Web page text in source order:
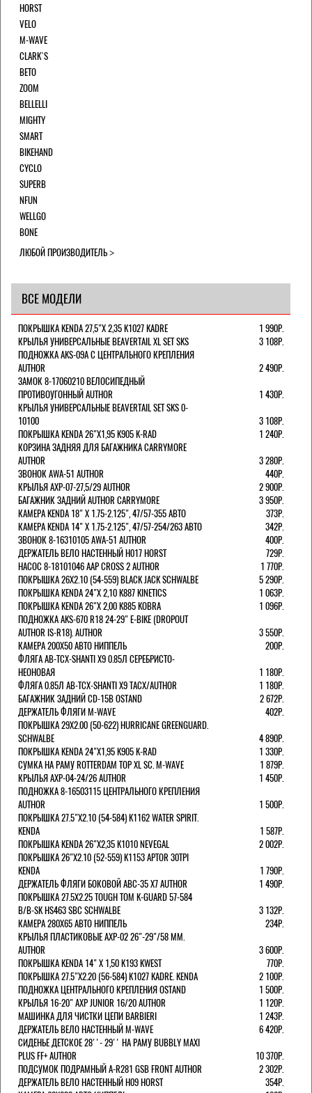
HORST
VELO
M-WAVE
CLARK`S
BETO
ZOOM
BELLELLI
MIGHTY
SMART
BIKEHAND
CYCLO
SUPERB
NFUN
WELLGO
BONE
ЛЮБОЙ ПРОИЗВОДИТЕЛЬ
ВСЕ МОДЕЛИ
ПОКРЫШКА KENDA 27,5"Х 2,35 K1027 KADRE
1 990Р.
КРЫЛЬЯ УНИВЕРСАЛЬНЫЕ BEAVERTAIL XL SET SKS
3 108Р.
ПОДНОЖКА AKS-09A C ЦЕНТРАЛЬНОГО КРЕПЛЕНИЯ
AUTHOR
2 490Р.
ЗАМОК 8-17060210 ВЕЛОСИПЕДНЫЙ
ПРОТИВОУГОННЫЙ AUTHOR
1 430Р.
КРЫЛЬЯ УНИВЕРСАЛЬНЫЕ BEAVERTAIL SET SKS 0-
10100
3 108Р.
ПОКРЫШКА KENDA 26"Х1,95 K905 K-RAD
1 240Р.
КОРЗИНА ЗАДНЯЯ ДЛЯ БАГАЖНИКА CARRYMORE
AUTHOR
3 280Р.
ЗВОНОК AWA-51 AUTHOR
440Р.
КРЫЛЬЯ AXP-07-27,5/29 AUTHOR
2 900Р.
БАГАЖНИК ЗАДНИЙ AUTHOR CARRYMORE
3 950Р.
КАМЕРА KENDA 18" Х 1.75-2.125", 47/57-355 АВТО
373Р.
КАМЕРА KENDA 14" Х 1.75-2.125", 47/57-254/263 АВТО
342Р.
ЗВОНОК 8-16310105 AWA-51 AUTHOR
400Р.
ДЕРЖАТЕЛЬ ВЕЛО НАСТЕННЫЙ H017 HORST
729Р.
НАСОС 8-18101046 AAP CROSS 2 AUTHOR
1 770Р.
ПОКРЫШКА 26X2.10 (54-559) BLACK JACK SCHWALBE
5 290Р.
ПОКРЫШКА KENDA 24"Х 2,10 K887 KINETICS
1 063Р.
ПОКРЫШКА KENDA 26"Х 2,00 K885 KOBRA
1 096Р.
ПОДНОЖКА AKS-670 R18 24-29" E-BIKE (DROPOUT
AUTHOR IS-R18). AUTHOR
3 550Р.
КАМЕРА 200Х50 АВТО НИППЕЛЬ
200Р.
ФЛЯГА AB-TCX-SHANTI X9 0.85Л СЕРЕБРИСТО-
НЕОНОВАЯ
1 180Р.
ФЛЯГА 0.85Л AB-TCX-SHANTI X9 TACX/AUTHOR
1 180Р.
БАГАЖНИК ЗАДНИЙ CD-15B OSTAND
2 672Р.
ДЕРЖАТЕЛЬ ФЛЯГИ M-WAVE
402Р.
ПОКРЫШКА 29X2.00 (50-622) HURRICANE GREENGUARD.
SCHWALBE
4 890Р.
ПОКРЫШКА KENDA 24"Х1,95 K905 K-RAD
1 330Р.
СУМКА НА РАМУ ROTTERDAM TOP XL SC. M-WAVE
1 879Р.
КРЫЛЬЯ AXP-04-24/26 AUTHOR
1 450Р.
ПОДНОЖКА 8-16503115 ЦЕНТРАЛЬНОГО КРЕПЛЕНИЯ
AUTHOR
1 500Р.
ПОКРЫШКА 27.5"Х2.10 (54-584) K1162 WATER SPIRIT.
KENDA
1 587Р.
ПОКРЫШКА KENDA 26"Х2,35 K1010 NEVEGAL
2 002Р.
ПОКРЫШКА 26"Х2.10 (52-559) K1153 APTOR 30TPI
KENDA
1 790Р.
ДЕРЖАТЕЛЬ ФЛЯГИ БОКОВОЙ ABC-35 X7 AUTHOR
1 490Р.
ПОКРЫШКА 27.5X2.25 TOUGH TOM K-GUARD 57-584
B/B-SK HS463 SBC SCHWALBE
3 132Р.
КАМЕРА 280Х65 АВТО НИППЕЛЬ
234Р.
КРЫЛЬЯ ПЛАСТИКОВЫЕ AXP-02 26"-29"/58 ММ.
AUTHOR
3 600Р.
ПОКРЫШКА KENDA 14" Х 1,50 K193 KWEST
770Р.
ПОКРЫШКА 27.5"Х2.20 (56-584) K1027 KADRE. KENDA
2 100Р.
ПОДНОЖКА ЦЕНТРАЛЬНОГО КРЕПЛЕНИЯ OSTAND
1 500Р.
КРЫЛЬЯ 16-20" AXP JUNIOR 16/20 AUTHOR
1 120Р.
МАШИНКА ДЛЯ ЧИСТКИ ЦЕПИ BARBIERI
1 243Р.
ДЕРЖАТЕЛЬ ВЕЛО НАСТЕННЫЙ M-WAVE
6 420Р.
СИДЕНЬЕ ДЕТСКОЕ 28''- 29'' НА РАМУ BUBBLY MAXI
PLUS FF+ AUTHOR
10 370Р.
ПОДСУМОК ПОДРАМНЫЙ A-R281 GSB FRONT AUTHOR
2 302Р.
ДЕРЖАТЕЛЬ ВЕЛО НАСТЕННЫЙ H09 HORST
354Р.